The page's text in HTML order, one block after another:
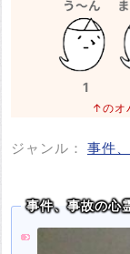
1
↑のオ
ジャンル： 事件
事件、事故の心